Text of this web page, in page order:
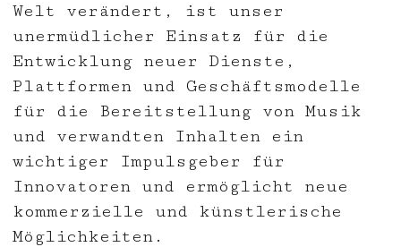
Welt verändert, ist unser
unermüdlicher Einsatz für die
Entwicklung neuer Dienste,
Plattformen und Geschäftsmodelle
für die Bereitstellung von Musik
und verwandten Inhalten ein
wichtiger Impulsgeber für
Innovatoren und ermöglicht neue
kommerzielle und künstlerische
Möglichkeiten.